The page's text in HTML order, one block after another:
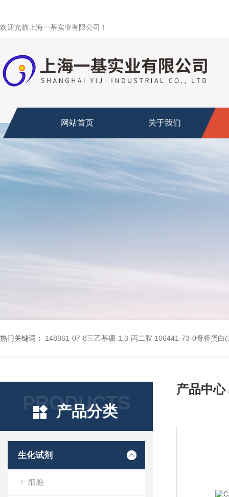
欢迎光临上海一基实业有限公司！
网站首页 关于我们
热门关键词： 148861-07-8三乙基硼-1,3-丙二胺 106441-73-0骨桥蛋白
PRODUCTS
产品分类
生化试剂
细胞
产品中心